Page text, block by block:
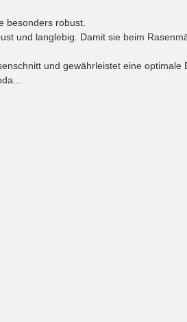
besonders robust.
und langlebig. Damit sie beim
und gewährleistet eine